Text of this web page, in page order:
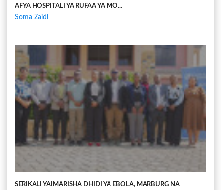
AFYA HOSPITALI YA RUFAA YA MO...
Soma Zaidi
SERIKALI YAIMARISHA DHIDI YA EBOLA, MARBURG NA